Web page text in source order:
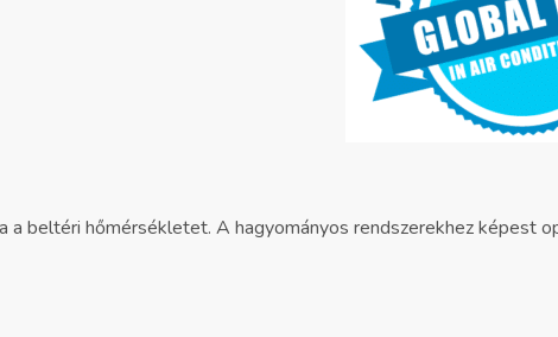
beltéri hőmérsékletet. A hagyományos rendszerekhez képest